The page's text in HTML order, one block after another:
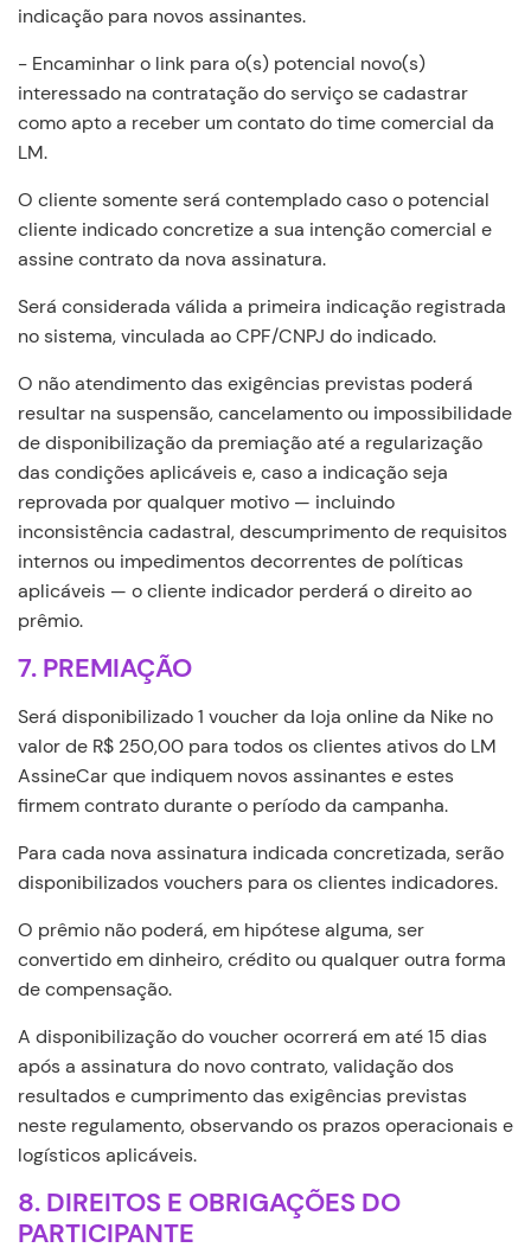
indicação para novos assinantes.
- Encaminhar o link para o(s) potencial novo(s)
interessado na contratação do serviço se cadastrar
como apto a receber um contato do time comercial da
LM.
O cliente somente será contemplado caso o potencial
cliente indicado concretize a sua intenção comercial e
assine contrato da nova assinatura.
Será considerada válida a primeira indicação registrada
no sistema, vinculada ao CPF/CNPJ do indicado.
O não atendimento das exigências previstas poderá
resultar na suspensão, cancelamento ou impossibilidade
de disponibilização da premiação até a regularização
das condições aplicáveis e, caso a indicação seja
reprovada por qualquer motivo — incluindo
inconsistência cadastral, descumprimento de requisitos
internos ou impedimentos decorrentes de políticas
aplicáveis — o cliente indicador perderá o direito ao
prêmio.
7. PREMIAÇÃO
Será disponibilizado 1 voucher da loja online da Nike no
valor de R$ 250,00 para todos os clientes ativos do LM
AssineCar que indiquem novos assinantes e estes
firmem contrato durante o período da campanha.
Para cada nova assinatura indicada concretizada, serão
disponibilizados vouchers para os clientes indicadores.
O prêmio não poderá, em hipótese alguma, ser
convertido em dinheiro, crédito ou qualquer outra forma
de compensação.
A disponibilização do voucher ocorrerá em até 15 dias
após a assinatura do novo contrato, validação dos
resultados e cumprimento das exigências previstas
neste regulamento, observando os prazos operacionais e
logísticos aplicáveis.
8. DIREITOS E OBRIGAÇÕES DO
PARTICIPANTE